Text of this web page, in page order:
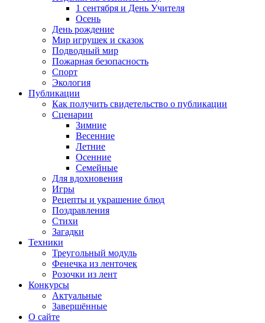
1 сентября и День Учителя
Осень
День рождение
Мир игрушек и сказок
Подводный мир
Пожарная безопасность
Спорт
Экология
Публикации
Как получить свидетельство о публикации
Сценарии
Зимние
Весенние
Летние
Осенние
Семейные
Для вдохновения
Игры
Рецепты и украшение блюд
Поздравления
Стихи
Загадки
Техники
Треугольный модуль
Фенечка из ленточек
Розочки из лент
Конкурсы
Актуальные
Завершённые
О сайте